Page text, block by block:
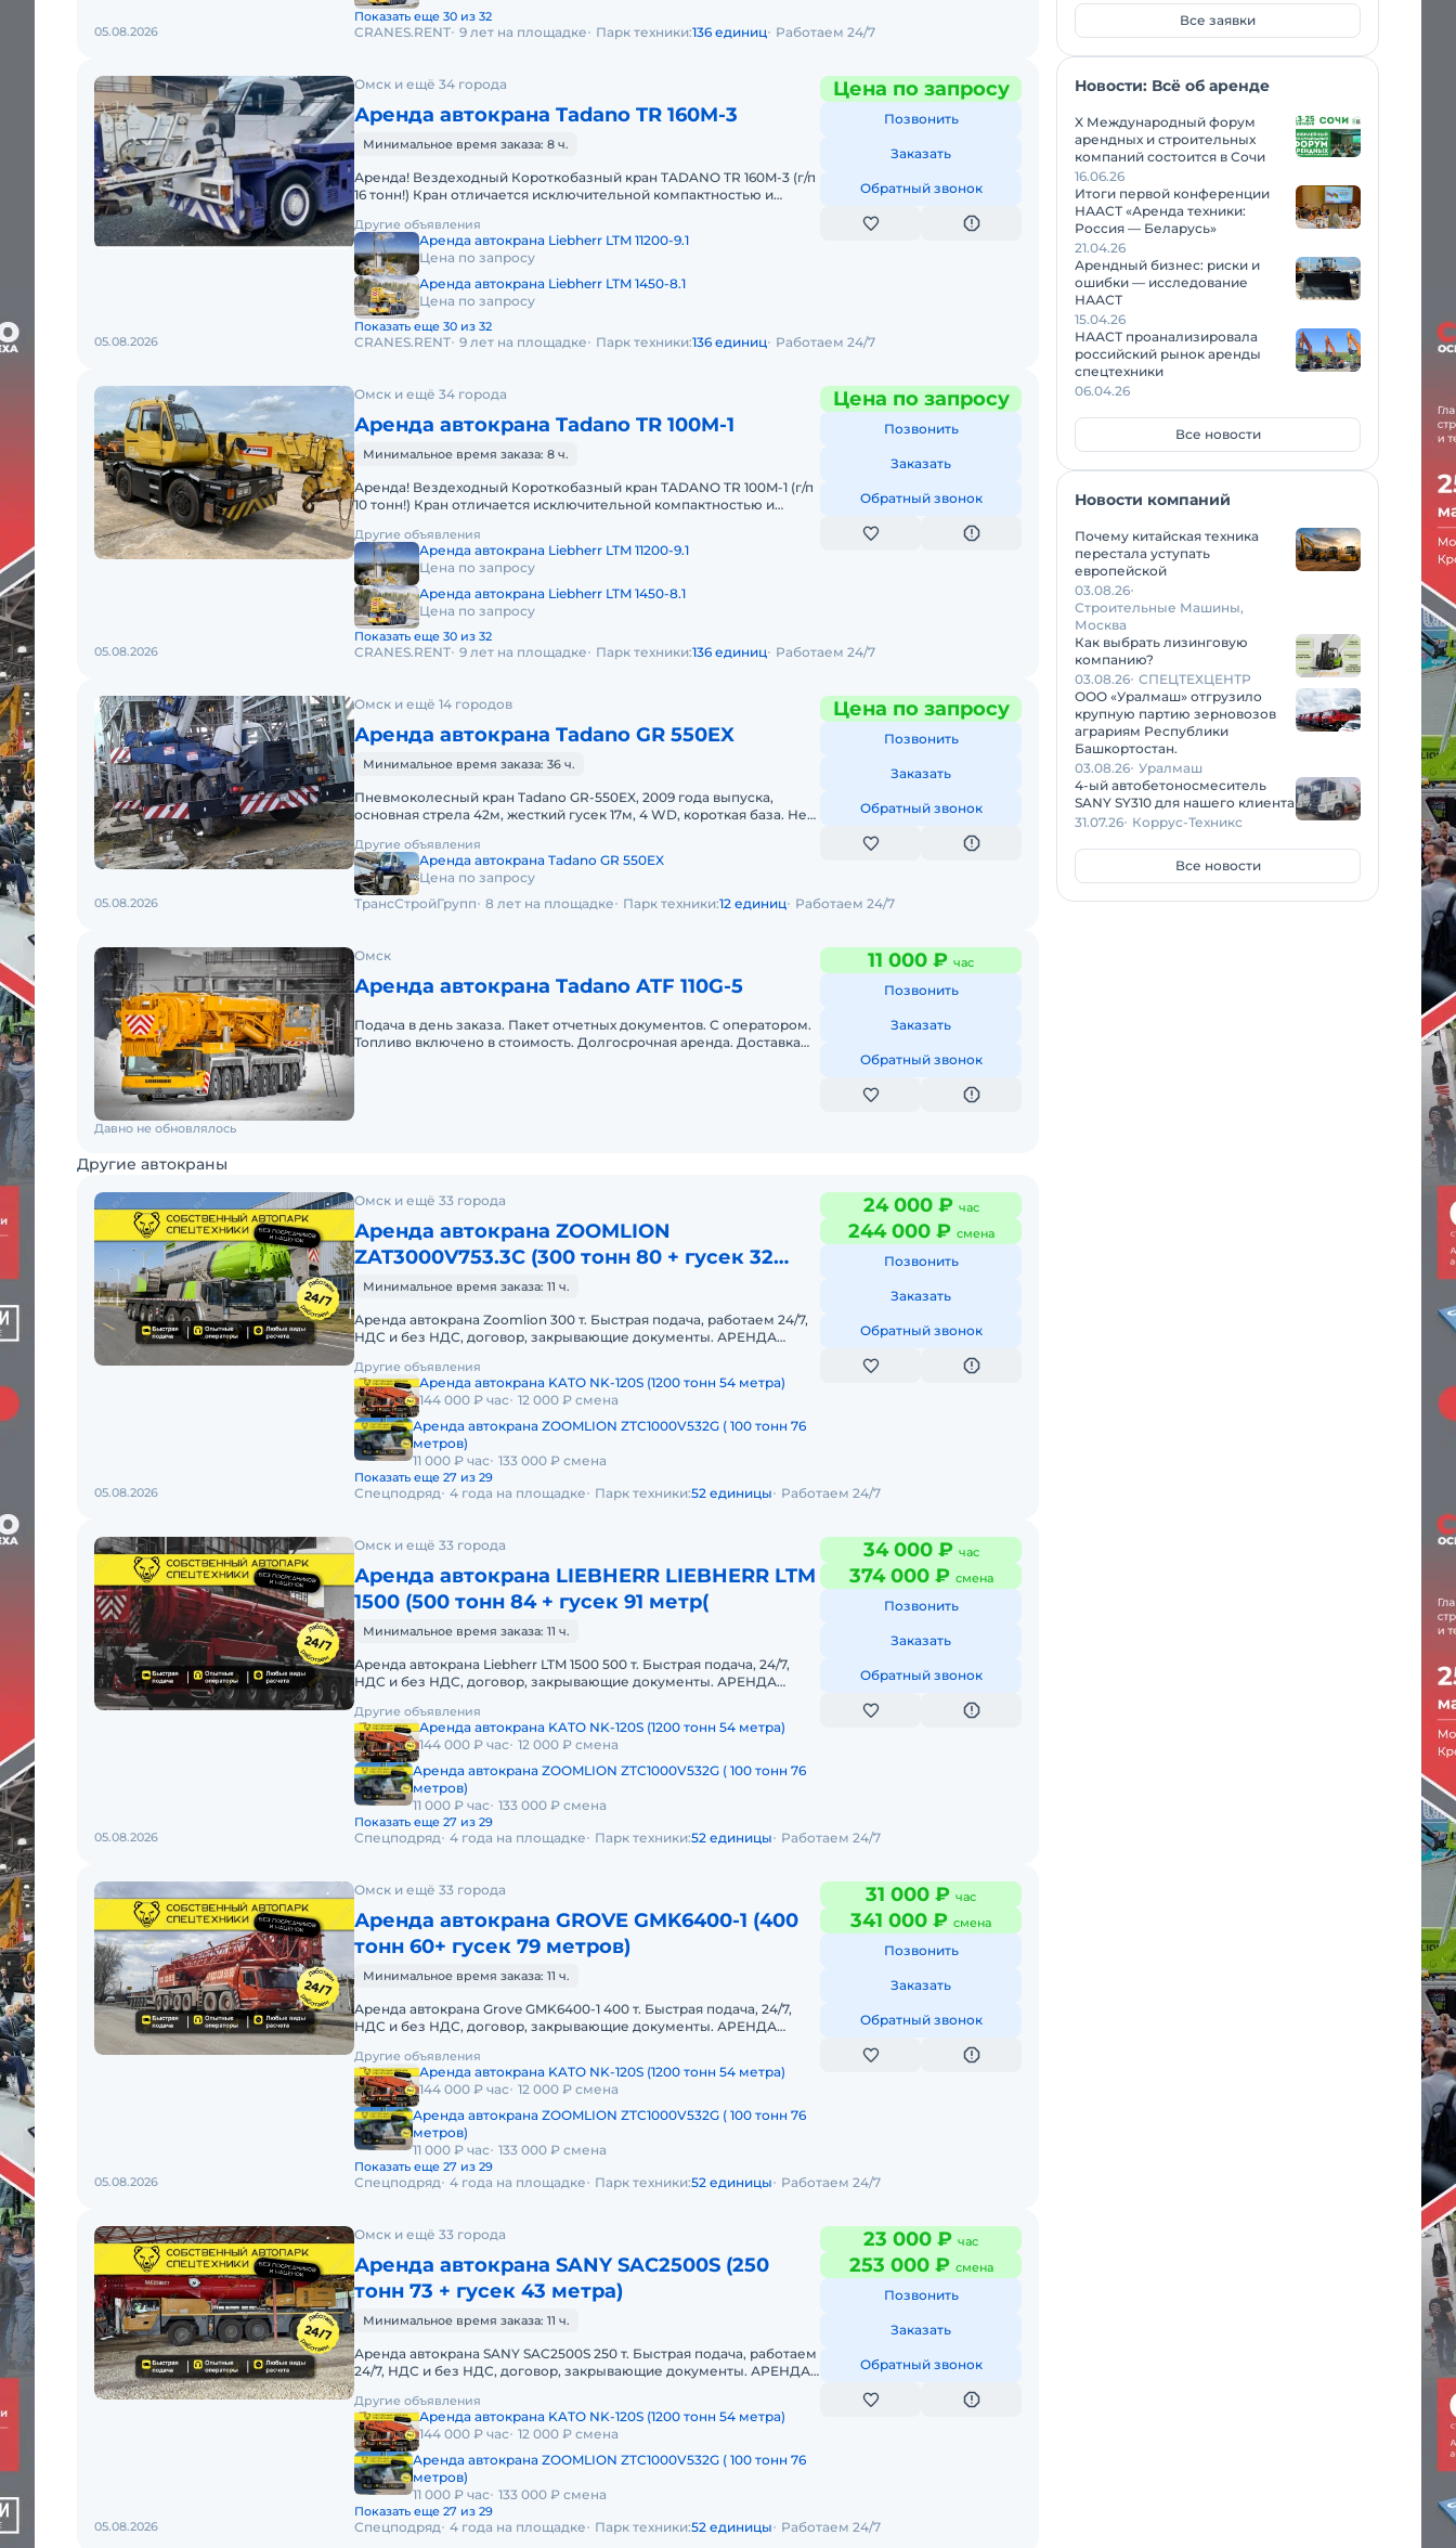
Показать еще 30 из 32
05.08.2026 CRANES.RENT 9 лет на площадке Парк техники:136 единиц Работаем 24/7
Омск и ещё 34 города
Аренда автокрана Tadano TR 160M-3
Минимальное время заказа: 8 ч.
Аренда! Вездеходный Короткобазный кран TADANO TR 160M-3 (г/п
16 тонн!) Кран отличается исключительной компактностью и
Другие объявления
Аренда автокрана Liebherr LTM 11200-9.1
Цена по запросу
Аренда автокрана Liebherr LTM 1450-8.1
Цена по запросу
Показать еще 30 из 32
Цена по запросу
Позвонить
Заказать
Обратный звонок
05.08.2026 CRANES.RENT 9 лет на площадке Парк техники:136 единиц Работаем 24/7
Омск и ещё 34 города
Аренда автокрана Tadano TR 100M-1
Минимальное время заказа: 8 ч.
Аренда! Вездеходный Короткобазный кран TADANO TR 100M-1 (г/п
10 тонн!) Кран отличается исключительной компактностью и
Другие объявления
Аренда автокрана Liebherr LTM 11200-9.1
Цена по запросу
Аренда автокрана Liebherr LTM 1450-8.1
Цена по запросу
Показать еще 30 из 32
Цена по запросу
Позвонить
Заказать
Обратный звонок
05.08.2026 CRANES.RENT 9 лет на площадке Парк техники:136 единиц Работаем 24/7
Омск и ещё 14 городов
Аренда автокрана Tadano GR 550EX
Минимальное время заказа: 36 ч.
Пневмоколесный кран Tadano GR-550EX, 2009 года выпуска,
основная стрела 42м, жесткий гусек 17м, 4 WD, короткая база. Не
Другие объявления
Аренда автокрана Tadano GR 550EX
Цена по запросу
Цена по запросу
Позвонить
Заказать
Обратный звонок
05.08.2026 ТрансСтройГрупп 8 лет на площадке Парк техники:12 единиц Работаем 24/7
Омск
Аренда автокрана Tadano ATF 110G-5
Подача в день заказа. Пакет отчетных документов. С оператором.
Топливо включено в стоимость. Долгосрочная аренда. Доставка
11 000 ₽ час
Позвонить
Заказать
Обратный звонок
Давно не обновлялось
Другие автокраны
Омск и ещё 33 города
Аренда автокрана ZOOMLION
ZAT3000V753.3C (300 тонн 80 + гусек 32
метра)
Минимальное время заказа: 11 ч.
Аренда автокрана Zoomlion 300 т. Быстрая подача, работаем 24/7,
НДС и без НДС, договор, закрывающие документы. АРЕНДА
Другие объявления
Аренда автокрана KATO NK-120S (1200 тонн 54 метра)
144 000 ₽ час 12 000 ₽ смена
Аренда автокрана ZOOMLION ZTC1000V532G ( 100 тонн 76
метров)
11 000 ₽ час
133 000 ₽ смена
Показать еще 27 из 29
24 000 ₽ час
244 000 ₽ смена
Позвонить
Заказать
Обратный звонок
05.08.2026 Спецподряд 4 года на площадке Парк техники:52 единицы Работаем 24/7
Омск и ещё 33 города
Аренда автокрана LIEBHERR LIEBHERR LTM
1500 (500 тонн 84 + гусек 91 метр(
Минимальное время заказа: 11 ч.
Аренда автокрана Liebherr LTM 1500 500 т. Быстрая подача, 24/7,
НДС и без НДС, договор, закрывающие документы. АРЕНДА
Другие объявления
Аренда автокрана KATO NK-120S (1200 тонн 54 метра)
144 000 ₽ час 12 000 ₽ смена
Аренда автокрана ZOOMLION ZTC1000V532G ( 100 тонн 76
метров)
11 000 ₽ час
133 000 ₽ смена
Показать еще 27 из 29
34 000 ₽ час
374 000 ₽ смена
Позвонить
Заказать
Обратный звонок
05.08.2026 Спецподряд 4 года на площадке Парк техники:52 единицы Работаем 24/7
Омск и ещё 33 города
Аренда автокрана GROVE GMK6400-1 (400
тонн 60+ гусек 79 метров)
Минимальное время заказа: 11 ч.
Аренда автокрана Grove GMK6400-1 400 т. Быстрая подача, 24/7,
НДС и без НДС, договор, закрывающие документы. АРЕНДА
Другие объявления
Аренда автокрана KATO NK-120S (1200 тонн 54 метра)
144 000 ₽ час 12 000 ₽ смена
Аренда автокрана ZOOMLION ZTC1000V532G ( 100 тонн 76
метров)
11 000 ₽ час
133 000 ₽ смена
Показать еще 27 из 29
31 000 ₽ час
341 000 ₽ смена
Позвонить
Заказать
Обратный звонок
05.08.2026 Спецподряд 4 года на площадке Парк техники:52 единицы Работаем 24/7
Омск и ещё 33 города
Аренда автокрана SANY SAC2500S (250
тонн 73 + гусек 43 метра)
Минимальное время заказа: 11 ч.
Аренда автокрана SANY SAC2500S 250 т. Быстрая подача, работаем
24/7, НДС и без НДС, договор, закрывающие документы. АРЕНДА
Другие объявления
Аренда автокрана KATO NK-120S (1200 тонн 54 метра)
144 000 ₽ час 12 000 ₽ смена
Аренда автокрана ZOOMLION ZTC1000V532G ( 100 тонн 76
метров)
11 000 ₽ час
133 000 ₽ смена
Показать еще 27 из 29
23 000 ₽ час
253 000 ₽ смена
Позвонить
Заказать
Обратный звонок
05.08.2026 Спецподряд 4 года на площадке Парк техники:52 единицы Работаем 24/7
Все заявки
Новости: Всё об аренде
X Международный форум
арендных и строительных
компаний состоится в Сочи
16.06.26
Итоги первой конференции
НААСТ «Аренда техники:
Россия — Беларусь»
21.04.26
Арендный бизнес: риски и
ошибки — исследование
НААСТ
15.04.26
НААСТ проанализировала
российский рынок аренды
спецтехники
06.04.26
Все новости
Новости компаний
Почему китайская техника
перестала уступать
европейской
03.08.26
Строительные Машины,
Москва
Как выбрать лизинговую
компанию?
03.08.26 СПЕЦТЕХЦЕНТР
ООО «Уралмаш» отгрузило
крупную партию зерновозов
аграриям Республики
Башкортостан.
03.08.26 Уралмаш
4-ый автобетоносмеситель
SANY SY310 для нашего клиента
31.07.26 Коррус-Техникс
Все новости